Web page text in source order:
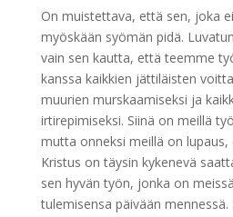
On muistettava, että sen, joka
myöskään syömän pidä.
vain sen kautta, että teemme
kanssa kaikkien jättiläisten
muurien murskaamiseksi ja
irtirepimiseksi. Siinä on meillä
mutta onneksi meillä on lupaus,
Kristus on täysin kykenevä
sen hyvän työn, jonka on
tulemisensa päivään